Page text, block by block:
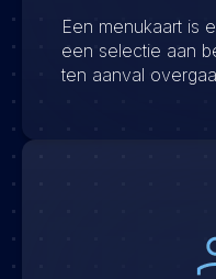
Een menukaart is
een selectie aan
ten aanval